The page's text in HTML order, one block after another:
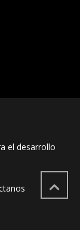
el desarrollo